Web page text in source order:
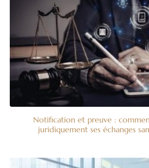
Notification et preuve :
juridiquement ses échanges